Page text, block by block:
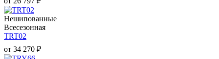
Нешипованные
Всесезонная
TRT02
от 34 270 ₽